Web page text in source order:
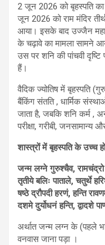
2 जून 2026 को बृहस्पति का
जून 2026 को राम मंदिर
आया। इसके बाद उज्जैन
के चढ़ावे का मामला सामने
उस पर शनि की पांचवी
हैं।
वैदिक ज्योतिष में बृहस्पति
बैंकिंग संतति , धार्मिक
जाता है, जबकि शनि कर्म ,
परीक्षा, गरीबी,
शास्त्रों में बृहस्पति के उच्च
जन्म लग्ने गुरुश्चैव,
तृतीये बलिः पाताले, चतुर्थे
षष्ठे द्रौपदी हरणं, हन्ति
दशमे दुर्योधनं हन्ति, द्वादशे
अर्थात जन्म लग्न के (पहले
वनवास जाना पड़ा ।